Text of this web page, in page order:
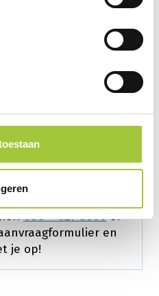
het padellen of juist
zit erin om jouw
padeller bent
iets sportiefs en
past altijd!
dit kerstpakket of wil
ontvangen? Neem
088 – 027 3600of
en
je op!